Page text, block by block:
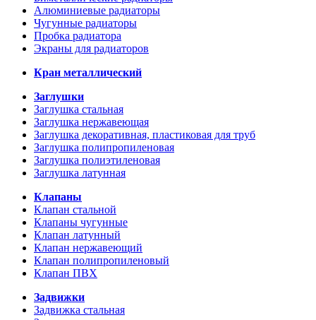
Алюминиевые радиаторы
Чугунные радиаторы
Пробка радиатора
Экраны для радиаторов
Кран металлический
Заглушки
Заглушка стальная
Заглушка нержавеющая
Заглушка декоративная, пластиковая для труб
Заглушка полипропиленовая
Заглушка полиэтиленовая
Заглушка латунная
Клапаны
Клапан стальной
Клапаны чугунные
Клапан латунный
Клапан нержавеющий
Клапан полипропиленовый
Клапан ПВХ
Задвижки
Задвижка стальная